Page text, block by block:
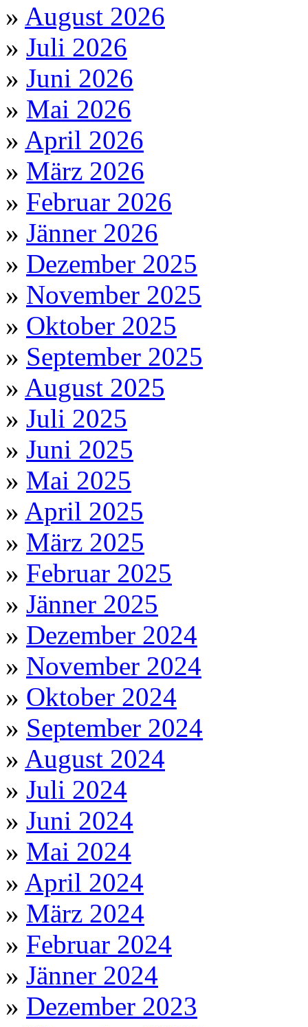
» August 2026
» Juli 2026
» Juni 2026
» Mai 2026
» April 2026
» März 2026
» Februar 2026
» Jänner 2026
» Dezember 2025
» November 2025
» Oktober 2025
» September 2025
» August 2025
» Juli 2025
» Juni 2025
» Mai 2025
» April 2025
» März 2025
» Februar 2025
» Jänner 2025
» Dezember 2024
» November 2024
» Oktober 2024
» September 2024
» August 2024
» Juli 2024
» Juni 2024
» Mai 2024
» April 2024
» März 2024
» Februar 2024
» Jänner 2024
» Dezember 2023